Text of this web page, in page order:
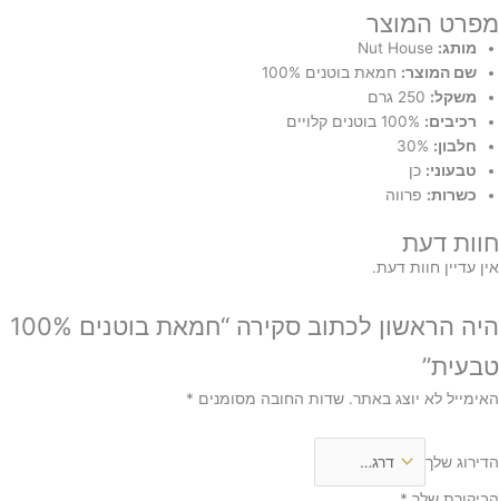
מפרט המוצר
מותג:
שם המוצר: חמאת בוטנים 100%
משקל:
רכיבים:
חלבון:
טבעוני: כן
כשרות: פרווה
חוות דעת
אין עדיין חוות דעת.
היה הראשון לכתוב סקירה “חמאת בוטנים 100%
טבעית”
האימייל לא יוצג באתר. שדות החובה מסומנים *
הדירוג שלך